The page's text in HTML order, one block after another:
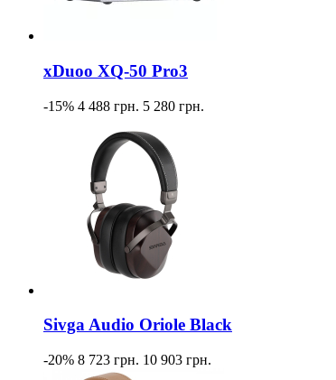
xDuoo XQ-50 Pro3
-15% 4 488 грн. 5 280 грн.
Sivga Audio Oriole Black
-20% 8 723 грн. 10 903 грн.